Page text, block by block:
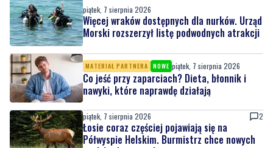
piątek, 7 sierpnia 2026
Więcej wraków dostępnych dla nurków. Urząd
Morski rozszerzył listę podwodnych atrakcji
MATERIAŁ PARTNERA NOWE piątek, 7 sierpnia 2026
Co jeść przy zaparciach? Dieta, błonnik i
nawyki, które naprawdę działają
piątek, 7 sierpnia 2026 2
Łosie coraz częściej pojawiają się na
Półwyspie Helskim. Burmistrz chce nowych